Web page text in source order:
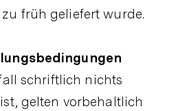
früh geliefert wurde.
schriftlich nichts
gelten vorbehaltlich